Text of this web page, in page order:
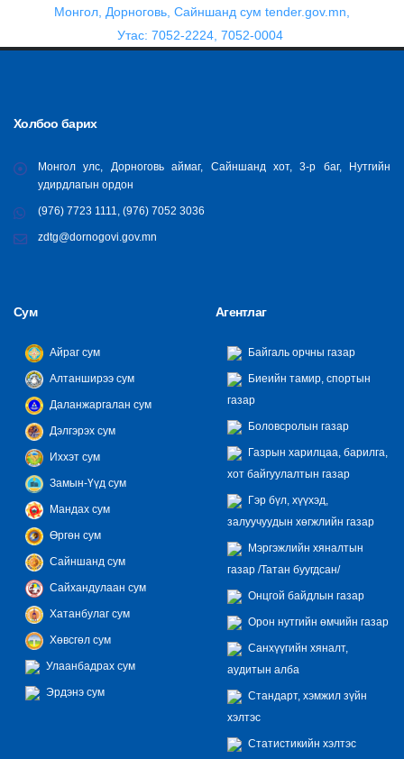
Монгол, Дорноговь, Сайншанд сум tender.gov.mn,
Утас: 7052-2224, 7052-0004
Холбоо барих
Монгол улс, Дорноговь аймаг, Сайншанд хот, 3-р баг, Нутгийн
удирдлагын ордон
(976) 7723 1111, (976) 7052 3036
zdtg@dornogovi.gov.mn
Сум
Айраг сум
Алтанширээ сум
Даланжаргалан сум
Дэлгэрэх сум
Иххэт сум
Замын-Үүд сум
Мандах сум
Өргөн сум
Сайншанд сум
Сайхандулаан сум
Хатанбулаг сум
Хөвсгөл сум
Улаанбадрах сум
Эрдэнэ сум
Агентлаг
Байгаль орчны газар
Биеийн тамир, спортын
газар
Боловсролын газар
Газрын харилцаа, барилга,
хот байгуулалтын газар
Гэр бүл, хүүхэд,
залуучуудын хөгжлийн газар
Мэргэжлийн хяналтын
газар /Татан буугдсан/
Онцгой байдлын газар
Орон нутгийн өмчийн газар
Санхүүгийн хяналт,
аудитын алба
Стандарт, хэмжил зүйн
хэлтэс
Статистикийн хэлтэс